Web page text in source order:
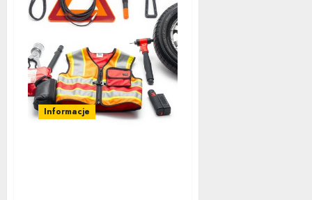
Informacje